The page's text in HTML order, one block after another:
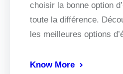
choisir la bonne option
toute la différence.
les meilleures options
Know More